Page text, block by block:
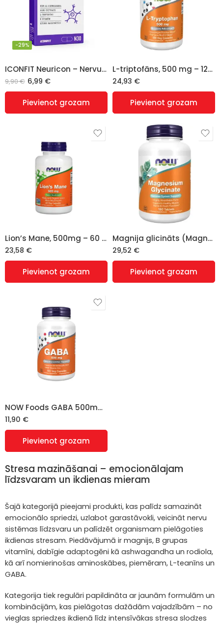
ICONFIT Neuricon – Nervu sistēmas atbalstam, N30
-29%
9,90€ 6,99 €
Pievienot grozam
L-triptofāns, 500 mg – 120 v-kapsulas (L-tryptophan), NOW FOODS
24,93 €
Pievienot grozam
Lion’s Mane, 500mg – 60 vcaps
23,58 €
Pievienot grozam
Magnija glicināts (Magnesium glycinate) – 180 tabletes, NOW FOODS
29,52 €
Pievienot grozam
NOW Foods GABA 500mg 100 Veg. Capsules
11,90 €
Pievienot grozam
Stresa mazināšanai – emocionālajam
līdzsvaram un ikdienas mieram
Šajā kategorijā pieejami produkti, kas palīdz samazināt
emocionālo spriedzi, uzlabot garastāvokli, veicināt nervu
sistēmas līdzsvaru un palīdzēt organismam pielāgoties
ikdienas stresam. Piedāvājumā ir magnijs, B grupas
vitamīni, dabīgie adaptogēni kā ashwagandha un rodiola,
kā arī nomierinošas aminoskābes, piemēram, L-teanīns un
GABA.
Kategorija tiek regulāri papildināta ar jaunām formulām un
kombinācijām, kas pielāgotas dažādām vajadzībām – no
vieglas spriedzes ikdienā līdz intensīvākas stresa slodzes